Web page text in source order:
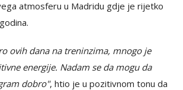
atmosferu u Madridu gdje je rijetko
ovih dana na treninzima, mnogo je
energije. Nadam se da mogu da
dobro", htio je u pozitivnom tonu da